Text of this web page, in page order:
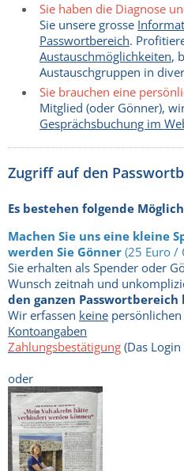
Sie haben die Diagnose
Sie unsere grosse
Passwortbereich.
Austauschmöglichkeiten,
Austauschgruppen in
Sie brauchen eine
Mitglied (oder Gönner),
Gesprächsbuchung im
Zugriff auf den
Es bestehen folgende
Machen Sie uns eine kleine
werden Sie Gönner (25 Euro /
Sie erhalten als Spender oder
Wunsch zeitnah und
den ganzen Passwortbereich
Wir erfassen keine persönlichen
Kontoangaben
Zahlungsbestätigung (Das
oder